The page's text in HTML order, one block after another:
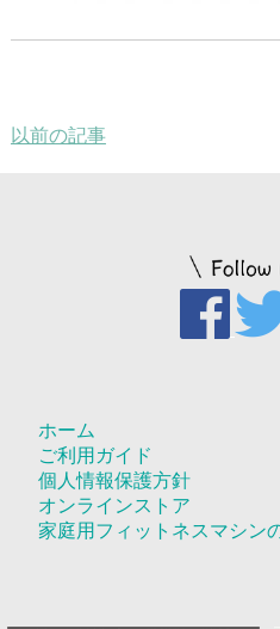
以前の記事
ホーム
ご利用ガイド
個人情報保護方針
オンラインストア
家庭用フィットネスマシン